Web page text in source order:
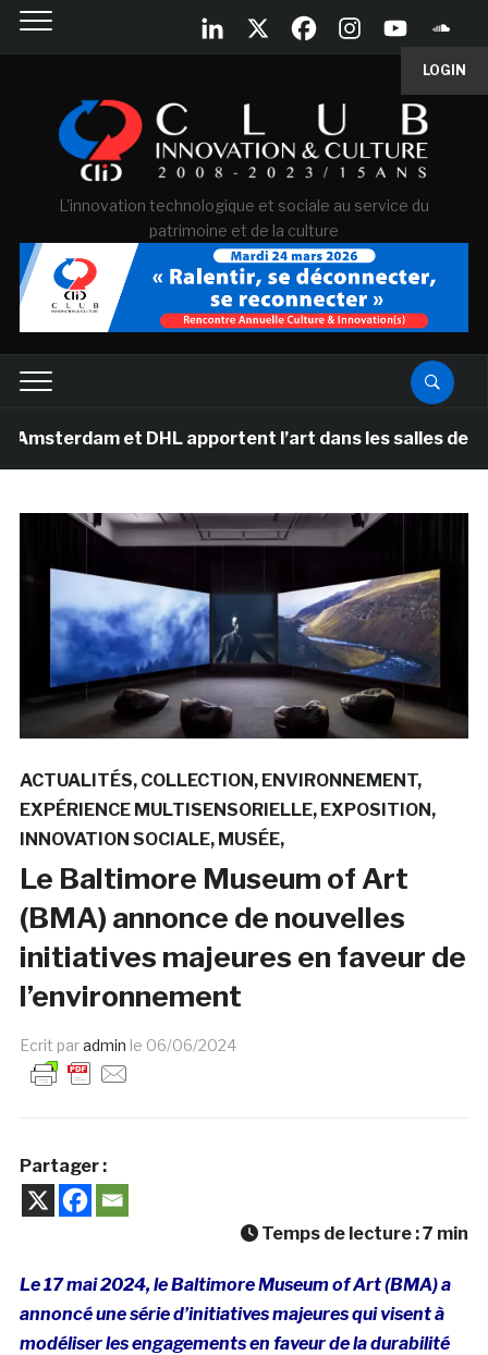
LOGIN
L'innovation technologique et sociale au service du
patrimoine et de la culture
et DHL apportent l’art dans les salles de classe
ACTUALITÉS COLLECTION ENVIRONNEMENT
EXPÉRIENCE MULTISENSORIELLE EXPOSITION
INNOVATION SOCIALE MUSÉE
Le Baltimore Museum of Art
(BMA) annonce de nouvelles
initiatives majeures en faveur de
l’environnement
Ecrit paradmin le 06/06/2024
Partager :
Temps de lecture :7 min
Le 17 mai 2024, le Baltimore Museum of Art (BMA) a
annoncé une série d’initiatives majeures qui visent à
modéliser les engagements en faveur de la durabilité